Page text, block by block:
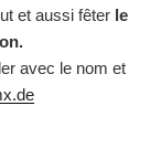
et aussi fêter le
avec le nom et